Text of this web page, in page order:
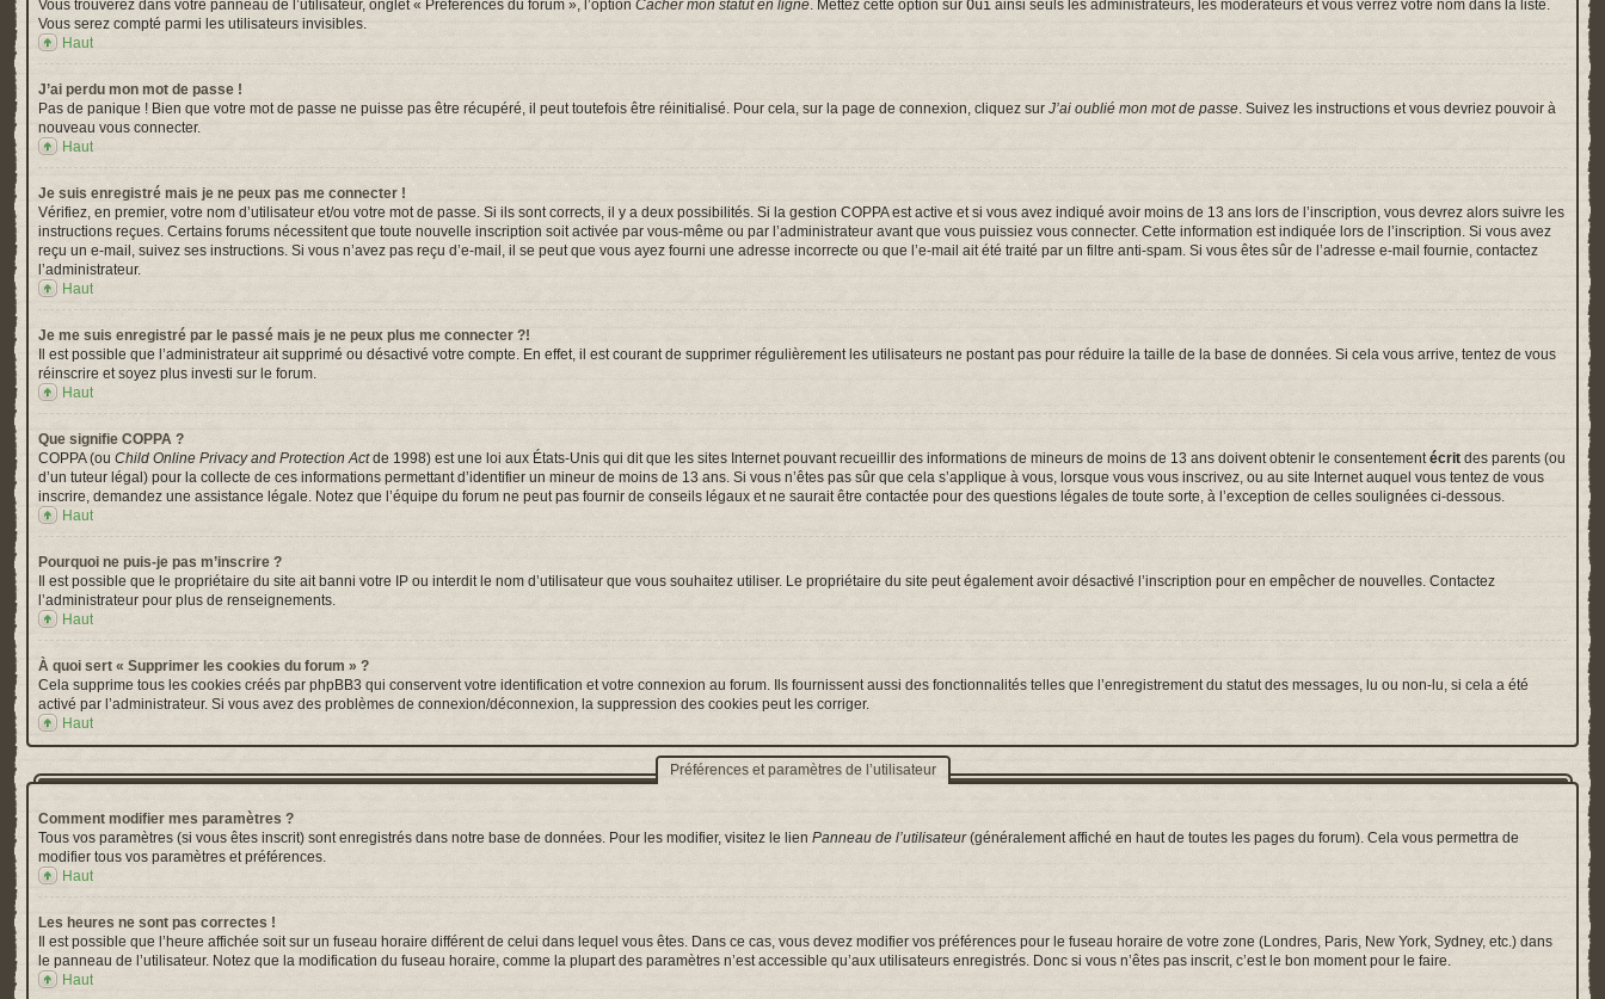
Vous trouverez dans votre panneau de l’utilisateur, onglet « Préférences du forum », l’option Cacher mon statut en ligne. Mettez cette option sur Oui ainsi seuls les administrateurs, les modérateurs et vous verrez votre nom dans la liste.
Vous serez compté parmi les utilisateurs invisibles.
Haut
J’ai perdu mon mot de passe !
Pas de panique ! Bien que votre mot de passe ne puisse pas être récupéré, il peut toutefois être réinitialisé. Pour cela, sur la page de connexion, cliquez sur J’ai oublié mon mot de passe. Suivez les instructions et vous devriez pouvoir à
nouveau vous connecter.
Haut
Je suis enregistré mais je ne peux pas me connecter !
Vérifiez, en premier, votre nom d’utilisateur et/ou votre mot de passe. Si ils sont corrects, il y a deux possibilités. Si la gestion COPPA est active et si vous avez indiqué avoir moins de 13 ans lors de l’inscription, vous devrez alors suivre les
instructions reçues. Certains forums nécessitent que toute nouvelle inscription soit activée par vous-même ou par l’administrateur avant que vous puissiez vous connecter. Cette information est indiquée lors de l’inscription. Si vous avez
reçu un e-mail, suivez ses instructions. Si vous n’avez pas reçu d’e-mail, il se peut que vous ayez fourni une adresse incorrecte ou que l’e-mail ait été traité par un filtre anti-spam. Si vous êtes sûr de l’adresse e-mail fournie, contactez
l’administrateur.
Haut
Je me suis enregistré par le passé mais je ne peux plus me connecter ?!
Il est possible que l’administrateur ait supprimé ou désactivé votre compte. En effet, il est courant de supprimer régulièrement les utilisateurs ne postant pas pour réduire la taille de la base de données. Si cela vous arrive, tentez de vous
réinscrire et soyez plus investi sur le forum.
Haut
Que signifie COPPA ?
COPPA (ou Child Online Privacy and Protection Actde 1998) est une loi aux États-Unis qui dit que les sites Internet pouvant recueillir des informations de mineurs de moins de 13 ans doivent obtenir le consentementécrit des parents (ou
d’un tuteur légal) pour la collecte de ces informations permettant d’identifier un mineur de moins de 13 ans. Si vous n’êtes pas sûr que cela s’applique à vous, lorsque vous vous inscrivez, ou au site Internet auquel vous tentez de vous
inscrire, demandez une assistance légale. Notez que l’équipe du forum ne peut pas fournir de conseils légaux et ne saurait être contactée pour des questions légales de toute sorte, à l’exception de celles soulignées ci-dessous.
Haut
Pourquoi ne puis-je pas m’inscrire ?
Il est possible que le propriétaire du site ait banni votre IP ou interdit le nom d’utilisateur que vous souhaitez utiliser. Le propriétaire du site peut également avoir désactivé l’inscription pour en empêcher de nouvelles. Contactez
l’administrateur pour plus de renseignements.
Haut
À quoi sert « Supprimer les cookies du forum » ?
Cela supprime tous les cookies créés par phpBB3 qui conservent votre identification et votre connexion au forum. Ils fournissent aussi des fonctionnalités telles que l’enregistrement du statut des messages, lu ou non-lu, si cela a été
activé par l’administrateur. Si vous avez des problèmes de connexion/déconnexion, la suppression des cookies peut les corriger.
Haut
Préférences et paramètres de l’utilisateur
Comment modifier mes paramètres ?
Tous vos paramètres (si vous êtes inscrit) sont enregistrés dans notre base de données. Pour les modifier, visitez le lien Panneau de l’utilisateur(généralement affiché en haut de toutes les pages du forum). Cela vous permettra de
modifier tous vos paramètres et préférences.
Haut
Les heures ne sont pas correctes !
Il est possible que l’heure affichée soit sur un fuseau horaire différent de celui dans lequel vous êtes. Dans ce cas, vous devez modifier vos préférences pour le fuseau horaire de votre zone (Londres, Paris, New York, Sydney, etc.) dans
le panneau de l’utilisateur. Notez que la modification du fuseau horaire, comme la plupart des paramètres n’est accessible qu’aux utilisateurs enregistrés. Donc si vous n’êtes pas inscrit, c’est le bon moment pour le faire.
Haut